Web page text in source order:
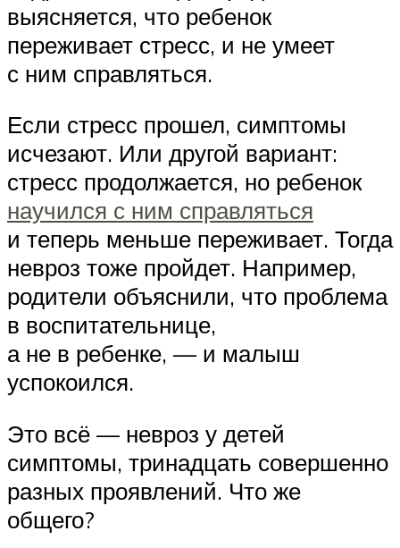
выясняется, что ребенок
переживает стресс, и не умеет
с ним справляться.
Если стресс прошел, симптомы
исчезают. Или другой вариант:
стресс продолжается, но ребенок
научился с ним справляться
и теперь меньше переживает. Тогда
невроз тоже пройдет. Например,
родители объяснили, что проблема
в воспитательнице,
а не в ребенке, — и малыш
успокоился.
Это всё — невроз у детей
симптомы, тринадцать совершенно
разных проявлений. Что же
общего?